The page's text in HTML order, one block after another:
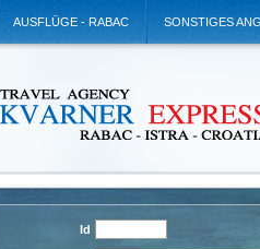
AUSFLÜGE - RABAC SONSTIGES
Id